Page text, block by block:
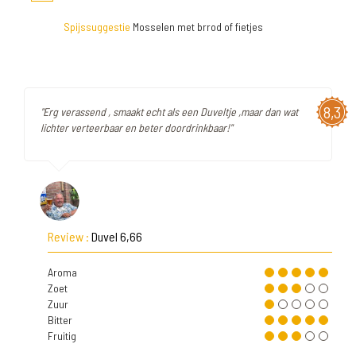
Spijssuggestie Mosselen met brrod of fietjes
8,3
"Erg verassend , smaakt echt als een Duveltje ,maar dan wat
lichter verteerbaar en beter doordrinkbaar!"
Review : Duvel 6,66
Aroma
Zoet
Zuur
Bitter
Fruitig